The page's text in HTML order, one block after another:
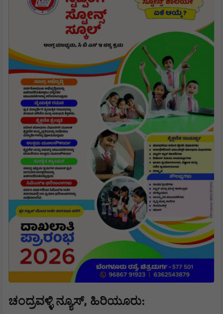
ಚಂದ್ರವಳ್ಳಿ ನ್ಯೂಸ್, ಹಿರಿಯೂರು: